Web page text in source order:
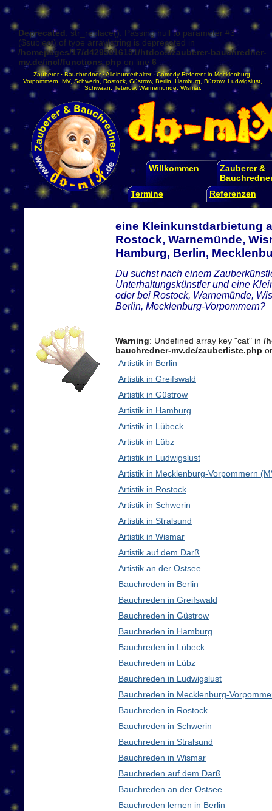
Deprecated: str_replace(): Passing null to parameter #3
($subject) of type array|string is deprecated in
/homepages/17/d4295016151/htdocs/zauberer-bauchredner-
mv.de/incl/functions.php on line 6
Zauberer·Bauchredner·Alleinunterhalter· Comedy-Referent in Mecklenburg-
Vorpommern
MV, Schwerin Rostock Güstrow, Berlin Hamburg Bützow, Ludwigslust
Schwaan ,Teterow,Warnemünde Wismar.
Willkommen
Zauberer &
Termine
Referenzen
eine Kleinkunstdarbietung
Rostock, Warnemünde,
Hamburg, Berlin,
Du suchst nach einem
Unterhaltungskünstler und eine
oder bei Rostock, Warnemünde,
Berlin, Mecklenburg-Vorpommern?
Warning: Undefined array key "cat" in /
bauchredner-mv.de/zauberliste.php
Artistik in Berlin
Artistik in Greifswald
Artistik in Güstrow
Artistik in Hamburg
Artistik in Lübeck
Artistik in Lübz
Artistik in Ludwigslust
Artistik in Mecklenburg-Vorpommern
Artistik in Rostock
Artistik in Schwerin
Artistik in Stralsund
Artistik in Wismar
Artistik auf dem Darß
Artistik an der Ostsee
Bauchreden in Berlin
Bauchreden in Greifswald
Bauchreden in Güstrow
Bauchreden in Hamburg
Bauchreden in Lübeck
Bauchreden in Lübz
Bauchreden in Ludwigslust
Bauchreden in Mecklenburg-
Bauchreden in Rostock
Bauchreden in Schwerin
Bauchreden in Stralsund
Bauchreden in Wismar
Bauchreden auf dem Darß
Bauchreden an der Ostsee
Bauchreden lernen in Berlin